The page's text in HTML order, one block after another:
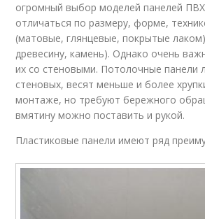
огромный выбор моделей панелей
отличаться по размеру, форме,
(матовые, глянцевые, покрытые
древесину, камень). Однако очень
их со стеновыми. Потолочные панели
стеновых, весят меньше и более
монтаже, но требуют бережного
вмятину можно поставить и рукой.
Пластиковые панели имеют ряд